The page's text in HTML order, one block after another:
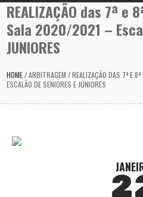
REALIZAÇÃO das 7ª e
Sala 2020/2021 –
JUNIORES
HOME/ARBITRAGEM /REALIZAÇÃO DAS 7ª E
ESCALÃO DE SENIORES E JUNIORES